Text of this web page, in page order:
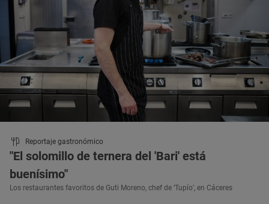
Reportaje gastronómico
"El solomillo de ternera del 'Bari' está
buenísimo"
Los restaurantes favoritos de Guti Moreno, chef de ‘Tupío’, en Cáceres